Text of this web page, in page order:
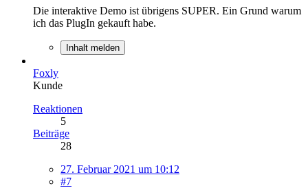
Die interaktive Demo ist übrigens SUPER. Ein Grund warum
ich das PlugIn gekauft habe.
Inhalt melden
Foxly
Kunde
Reaktionen
5
Beiträge
28
27. Februar 2021 um 10:12
#7